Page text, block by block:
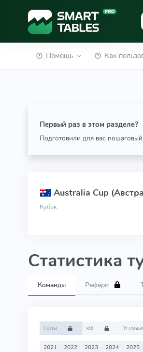
Помощь Как
Первый раз в этом разделе?
Подготовили для вас
Australia Cup
Кубок
Статистика
Команды Рефери
Голы xG
2021 2022 2023 2024 2025